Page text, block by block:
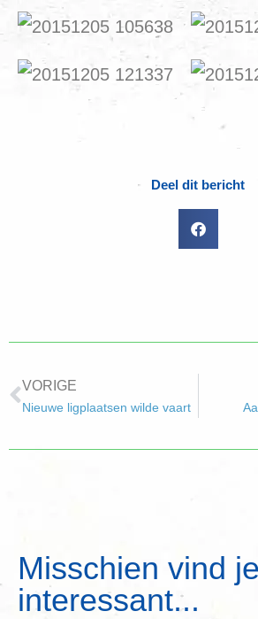
Deel dit bericht
VORIGE
Nieuwe ligplaatsen wilde vaart
Misschien vind
interessant...